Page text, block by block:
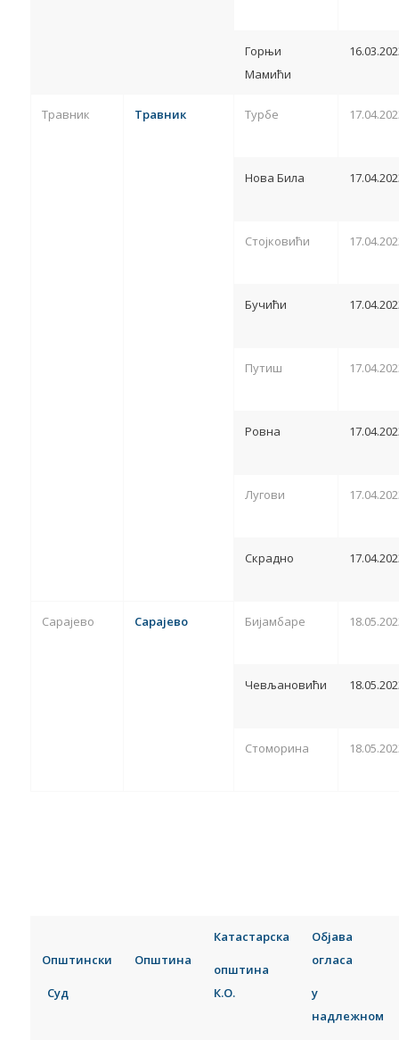
Горњи
Мамићи
Травник Травник Турбе
Нова Била
Стојковићи
Бучићи
Путиш
Ровна
Лугови
Скрадно
Сарајево Сарајево Бијамбаре
Чевљановићи
Стоморина
Општински
Суд
Општина
Катастарска
општина
К.О.
Објава
огласа
у
надлежном